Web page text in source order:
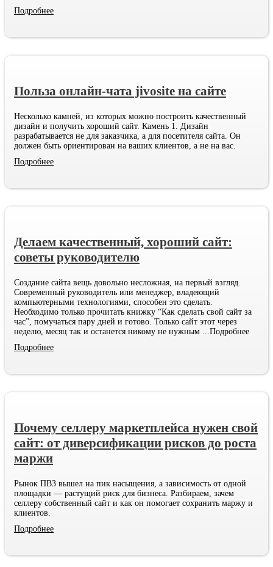
Подробнее
Польза онлайн-чата jivosite на сайте
Несколько камней, из которых можно построить качественный
дизайн и получить хороший сайт. Камень 1. Дизайн
разрабатывается не для заказчика, а для посетителя сайта. Он
должен быть ориентирован на ваших клиентов, а не на вас.
Подробнее
Делаем качественный, хороший сайт:
советы руководителю
Создание сайта вещь довольно несложная, на первый взгляд.
Современный руководитель или менеджер, владеющий
компьютерными технологиями, способен это сделать.
Необходимо только прочитать книжку “Как сделать свой сайт за
час”, помучаться пару дней и готово. Только сайт этот через
неделю, месяц так и останется никому не нужным ...Подробнее
Подробнее
Почему селлеру маркетплейса нужен свой
сайт: от диверсификации рисков до роста
маржи
Рынок ПВЗ вышел на пик насыщения, а зависимость от одной
площадки — растущий риск для бизнеса. Разбираем, зачем
селлеру собственный сайт и как он помогает сохранить маржу и
клиентов.
Подробнее